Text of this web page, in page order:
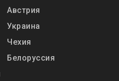
Австрия
Украина
Чехия
Белоруссия